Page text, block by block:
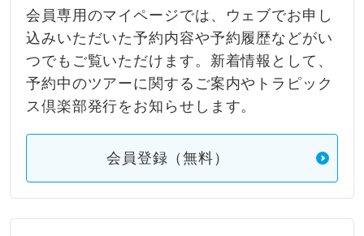
会員専用のマイページでは、ウェブでお申し
込みいただいた予約内容や予約履歴などがい
つでもご覧いただけます。新着情報として、
予約中のツアーに関するご案内やトラピック
ス倶楽部発行をお知らせします。
会員登録（無料）